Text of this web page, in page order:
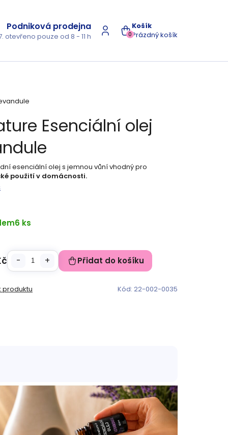
NÁKUPNÍ
Prázdný košík
0
Podniková prodejna
otevřeno pouze od 8 - 11 h
6 ks
esenciální olej s jemnou vůní vhodný pro
použití v domácnosti.
produktu Kód: 22-002-0035
Esenciální olej
Přidat do košíku